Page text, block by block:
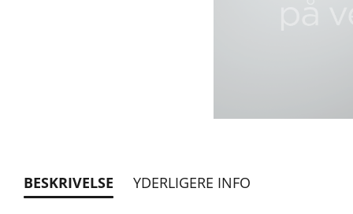
BESKRIVELSE YDERLIGERE INFO